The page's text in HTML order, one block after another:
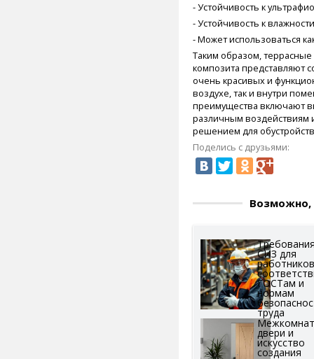
- Устойчивость к
- Устойчивость к
- Может использоваться
Таким образом,
композита представляют
очень красивых и
воздухе, так и внутри
преимущества включают
различным воздействиям
решением для
Поделись с друзьями:
Возможно,
СИЗ для
ГОСТам и
нормам
труда
двери и
искусство
создания